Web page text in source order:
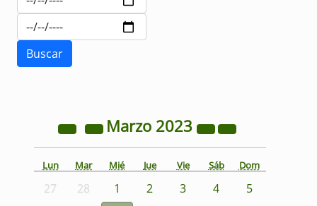
Marzo 2023
Lun Mar Mié Jue Vie Sáb Dom
27 28 1 2 3 4
5